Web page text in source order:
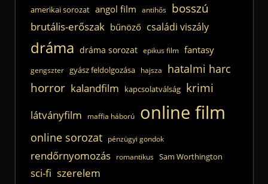
amerikai sorozat angol film antihős bosszú
brutális-erőszak bűnöző családi viszály
dráma dráma sorozat epikus film fantasy
gengszter gyász feldolgozása hajsza hatalmi harc
horror kalandfilm kapcsolatválság krimi
látványfilm maffia háború online film
online sorozat pénzügyi gondok
rendőrnyomozás romantikus Sam Worthington
sci-fi szerelem